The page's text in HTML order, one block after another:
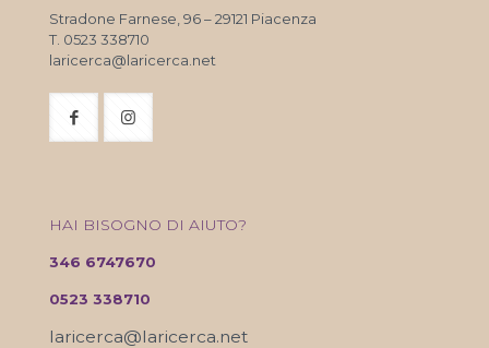
Stradone Farnese, 96 – 29121 Piacenza
T. 0523 338710
laricerca@laricerca.net
HAI BISOGNO DI AIUTO?
346 6747670
0523 338710
laricerca@laricerca.net